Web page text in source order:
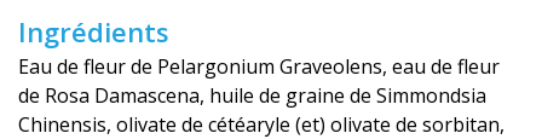
Ingrédients
Eau de fleur de Pelargonium Graveolens, eau de fleur
de Rosa Damascena, huile de graine de Simmondsia
Chinensis, olivate de cétéaryle (et) olivate de sorbitan,